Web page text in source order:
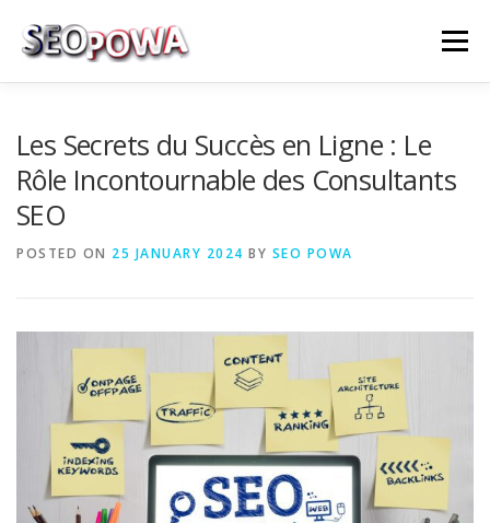
Menu
MES SERVICES
Les Secrets du Succès en Ligne : Le
Rôle Incontournable des Consultants
SEO
POSTED ON 25 JANUARY 2024 BY SEO POWA